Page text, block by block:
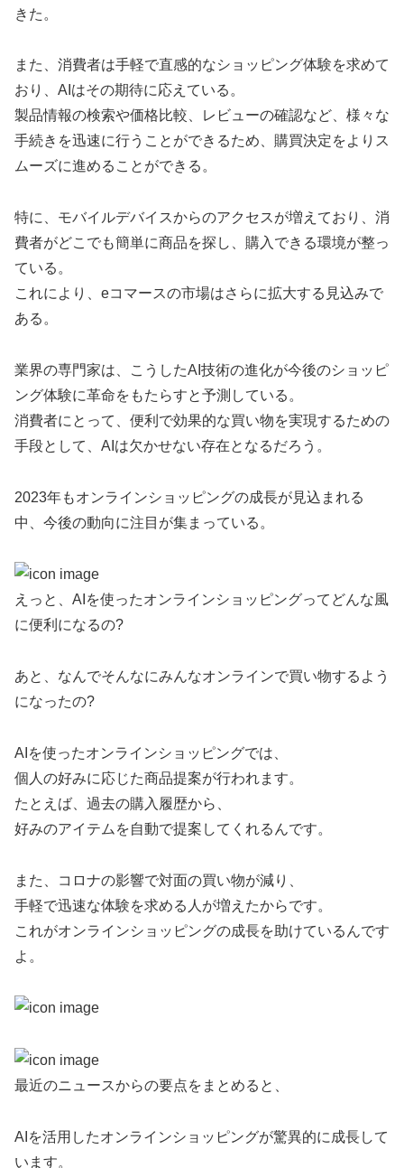
きた。
また、消費者は手軽で直感的なショッピング体験を求めて
おり、AIはその期待に応えている。
製品情報の検索や価格比較、レビューの確認など、様々な
手続きを迅速に行うことができるため、購買決定をよりス
ムーズに進めることができる。
特に、モバイルデバイスからのアクセスが増えており、消
費者がどこでも簡単に商品を探し、購入できる環境が整っ
ている。
これにより、eコマースの市場はさらに拡大する見込みで
ある。
業界の専門家は、こうしたAI技術の進化が今後のショッピ
ング体験に革命をもたらすと予測している。
消費者にとって、便利で効果的な買い物を実現するための
手段として、AIは欠かせない存在となるだろう。
2023年もオンラインショッピングの成長が見込まれる
中、今後の動向に注目が集まっている。
えっと、AIを使ったオンラインショッピングってどんな風
に便利になるの?
あと、なんでそんなにみんなオンラインで買い物するよう
になったの?
AIを使ったオンラインショッピングでは、
個人の好みに応じた商品提案が行われます。
たとえば、過去の購入履歴から、
好みのアイテムを自動で提案してくれるんです。
また、コロナの影響で対面の買い物が減り、
手軽で迅速な体験を求める人が増えたからです。
これがオンラインショッピングの成長を助けているんです
よ。
最近のニュースからの要点をまとめると、
AIを活用したオンラインショッピングが驚異的に成長して
います。